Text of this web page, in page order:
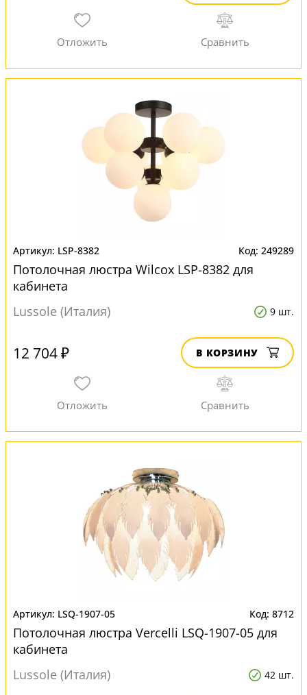
LSP-8382 249289
Потолочная люстра Wilcox LSP-8382 для
кабинета
Lussole (Италия)
9 шт.
12 704 ₽ В КОРЗИНУ
LSQ-1907-05 8712
Потолочная люстра Vercelli LSQ-1907-05 для
кабинета
Lussole (Италия)
42 шт.